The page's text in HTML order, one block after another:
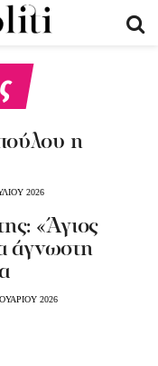
η
2026
«Άγιος
άγνωστη
2026